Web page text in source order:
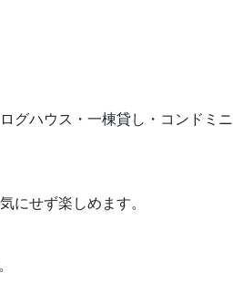
グハウス・一棟貸し・コンドミニ
にせず楽しめます。